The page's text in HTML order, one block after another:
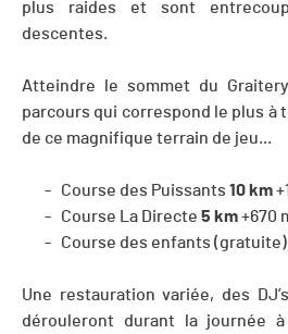
plus raides et sont
descentes.
Atteindre le sommet du
parcours qui correspond le plus à
de ce magnifique terrain de jeu...
- Course des Puissants 10 km
- Course La Directe 5 km+670
- Course des enfants (gratuite)
Une restauration variée, des
dérouleront durant la journée